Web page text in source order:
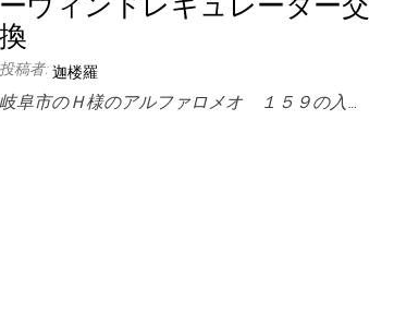
換
投稿者: 迦楼羅
岐阜市のＨ様のアルファロメオ １５９の入…